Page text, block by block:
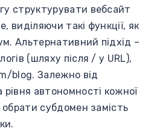
структурувати вебсайт
виділяючи такі функції, як
Альтернативний підхід –
(шляху після / у URL),
blog. Залежно від
автономності кожної
обрати субдомен замість